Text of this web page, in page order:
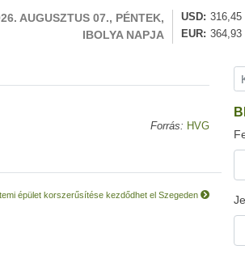
AUGUSZTUS 07., PÉNTEK,
IBOLYA NAPJA
USD
316,45
EUR
364,93
Forrás: HVG
épület korszerűsítése kezdődhet el Szegeden